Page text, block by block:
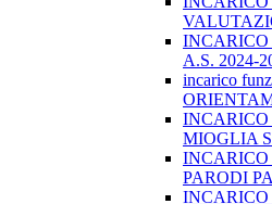
A.S. 2024-
incarico
INCARICO
MIOGLIA
INCARICO
PARODI
INCARICO